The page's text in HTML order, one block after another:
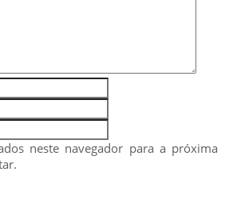
neste navegador para a próxima